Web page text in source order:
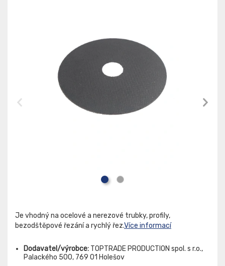
Je vhodný na ocelové a nerezové trubky, profily,
bezodštěpové řezání a rychlý řez.Více informací
Dodavatel/výrobce: TOPTRADE PRODUCTION spol. s r.o.,
Palackého 500, 769 01 Holešov